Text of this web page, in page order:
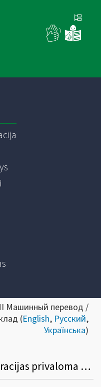
Машинный перевод /
(English, Русский,
Українська)
VMI primena: turto deklaracijas privaloma pateikti iki gegužės 2 d.